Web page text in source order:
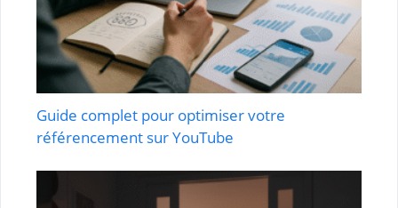
Guide complet pour optimiser votre
référencement sur YouTube